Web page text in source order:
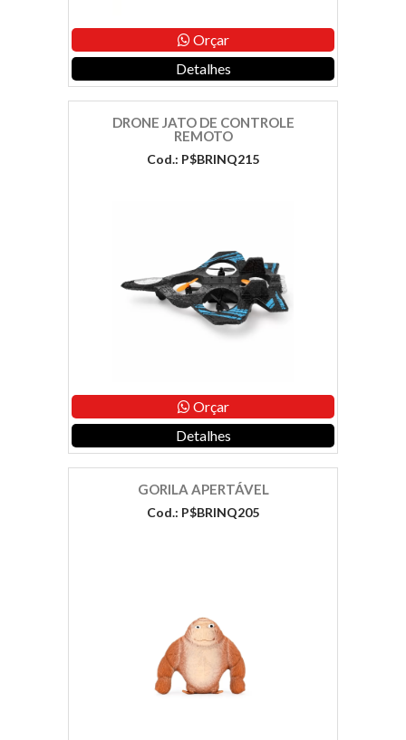
Orçar
Detalhes
DRONE JATO DE CONTROLE
REMOTO
Cod.: P$BRINQ215
Orçar
Detalhes
GORILA APERTÁVEL
Cod.: P$BRINQ205